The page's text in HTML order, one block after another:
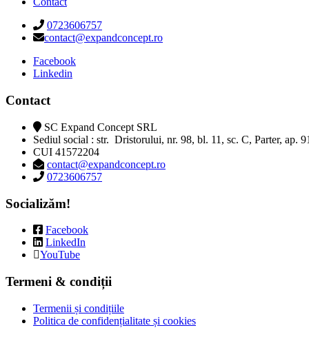
0723606757
contact@expandconcept.ro
Facebook
Linkedin
Contact
SC Expand Concept SRL
Sediul social : str. Dristorului, nr. 98, bl. 11, sc. C, Parter, ap.
CUI 41572204
contact@expandconcept.ro
0723606757
Socializăm!
Facebook
LinkedIn
YouTube
Termeni & condiții
Termenii și condițiile
Politica de confidențialitate și cookies